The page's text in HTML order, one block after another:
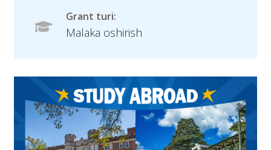
Grant turi:
Malaka oshirish